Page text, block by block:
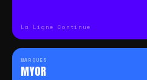
La Ligne Continue
MARQUES
MYOR